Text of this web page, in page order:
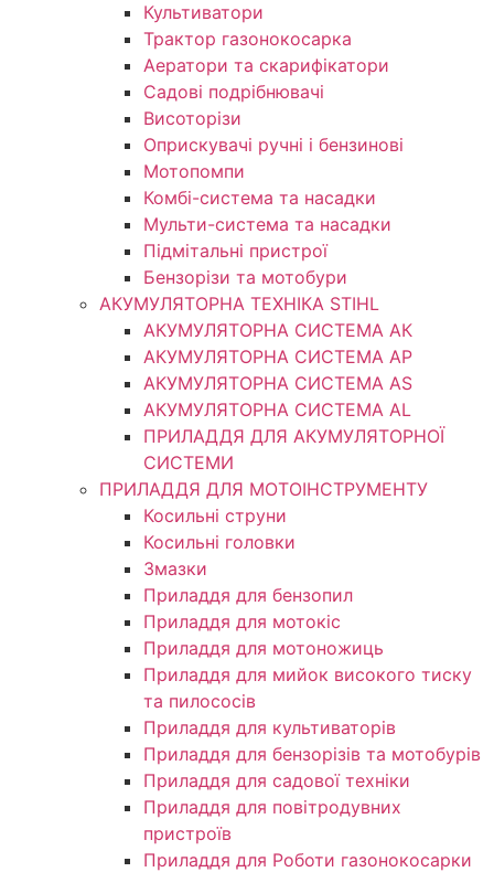
Культиватори
Трактор газонокосарка
Аератори та скарифікатори
Садові подрібнювачі
Висоторізи
Оприскувачі ручні і бензинові
Мотопомпи
Комбі-система та насадки
Мульти-система та насадки
Підмітальні пристрої
Бензорізи та мотобури
АКУМУЛЯТОРНА ТЕХНІКА STIHL
АКУМУЛЯТОРНА СИСТЕМА АК
АКУМУЛЯТОРНА СИСТЕМА АР
АКУМУЛЯТОРНА СИСТЕМА AS
АКУМУЛЯТОРНА СИСТЕМА AL
ПРИЛАДДЯ ДЛЯ АКУМУЛЯТОРНОЇ
СИСТЕМИ
ПРИЛАДДЯ ДЛЯ МОТОІНСТРУМЕНТУ
Косильні струни
Косильні головки
Змазки
Приладдя для бензопил
Приладдя для мотокіс
Приладдя для мотоножиць
Приладдя для мийок високого тиску
та пилососів
Приладдя для культиваторів
Приладдя для бензорізів та мотобурів
Приладдя для садової техніки
Приладдя для повітродувних
пристроїв
Приладдя для Роботи газонокосарки